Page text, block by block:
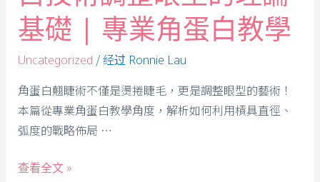
基礎 | 專業角蛋白教學
Uncategorized / 经过 Ronnie Lau
角蛋白翹睫術不僅是燙捲睫毛，更是調整眼型的藝術！
本篇從專業角蛋白教學角度，解析如何利用槓具直徑、
弧度的戰略佈局 …
查看全文 »